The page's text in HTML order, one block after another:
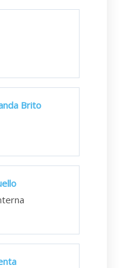
Brito